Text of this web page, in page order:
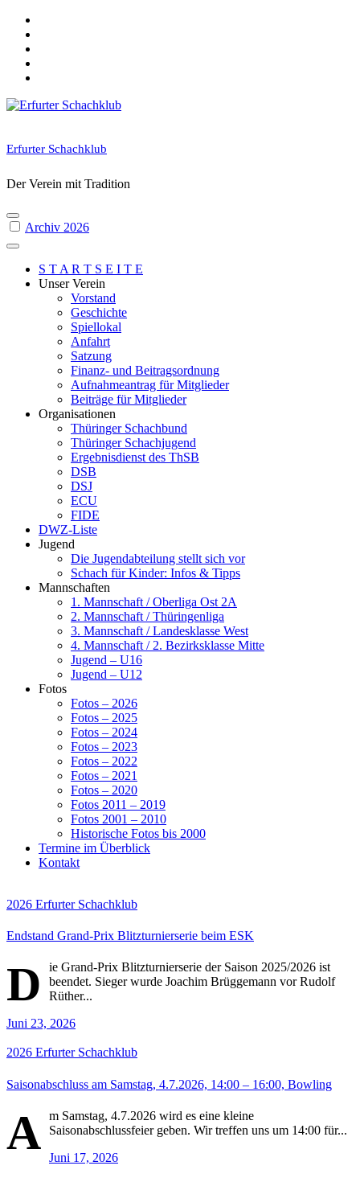
Skip
content
Erfurter Schachklub
Der Verein mit Tradition
Archiv 2026
S T A R T S E I T E
Unser Verein
Vorstand
Geschichte
Spiellokal
Anfahrt
Satzung
Finanz- und Beitragsordnung
Aufnahmeantrag für Mitglieder
Beiträge für Mitglieder
Organisationen
Thüringer Schachbund
Thüringer Schachjugend
Ergebnisdienst des ThSB
DSB
DSJ
ECU
FIDE
DWZ-Liste
Jugend
Die Jugendabteilung stellt sich vor
Schach für Kinder: Infos & Tipps
Mannschaften
1. Mannschaft / Oberliga Ost 2A
2. Mannschaft / Thüringenliga
3. Mannschaft / Landesklasse West
4. Mannschaft / 2. Bezirksklasse Mitte
Jugend – U16
Jugend – U12
Fotos
Fotos – 2026
Fotos – 2025
Fotos – 2024
Fotos – 2023
Fotos – 2022
Fotos – 2021
Fotos – 2020
Fotos 2011 – 2019
Fotos 2001 – 2010
Historische Fotos bis 2000
Termine im Überblick
Kontakt
2026 Erfurter Schachklub
Endstand Grand-Prix Blitzturnierserie beim ESK
D
ie Grand-Prix Blitzturnierserie der Saison 2025/2026 ist
beendet. Sieger wurde Joachim Brüggemann vor Rudolf
Rüther...
Juni 23, 2026
2026 Erfurter Schachklub
Saisonabschluss am Samstag, 4.7.2026, 14:00 – 16:00, Bowling
A m Samstag, 4.7.2026 wird es eine kleine
Saisonabschlussfeier geben. Wir treffen uns um 14:00 für...
Juni 17, 2026